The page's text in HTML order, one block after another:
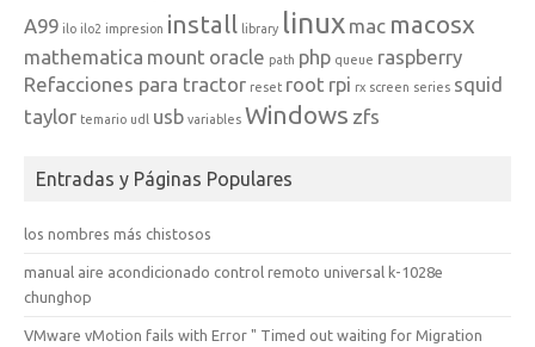
A99 ilo ilo2 impresion install library linux mac macosx
mathematica mount oracle path php queue raspberry
Refacciones para tractor reset root rpi rx screen series squid
taylor temario udl usb variables Windows zfs
Entradas y Páginas Populares
los nombres más chistosos
manual aire acondicionado control remoto universal k-1028e
chunghop
VMware vMotion fails with Error " Timed out waiting for Migration